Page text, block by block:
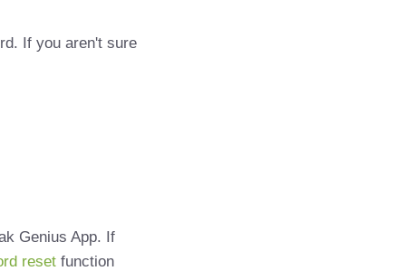
If you aren't sure
Genius App. If
resetfunction